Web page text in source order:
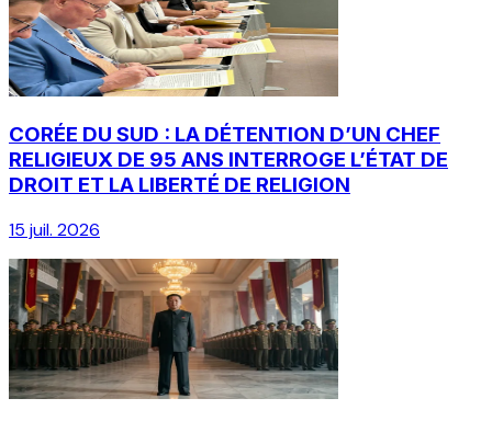
CORÉE DU SUD : LA DÉTENTION D’UN CHEF
RELIGIEUX DE 95 ANS INTERROGE L’ÉTAT DE
DROIT ET LA LIBERTÉ DE RELIGION
15 juil. 2026